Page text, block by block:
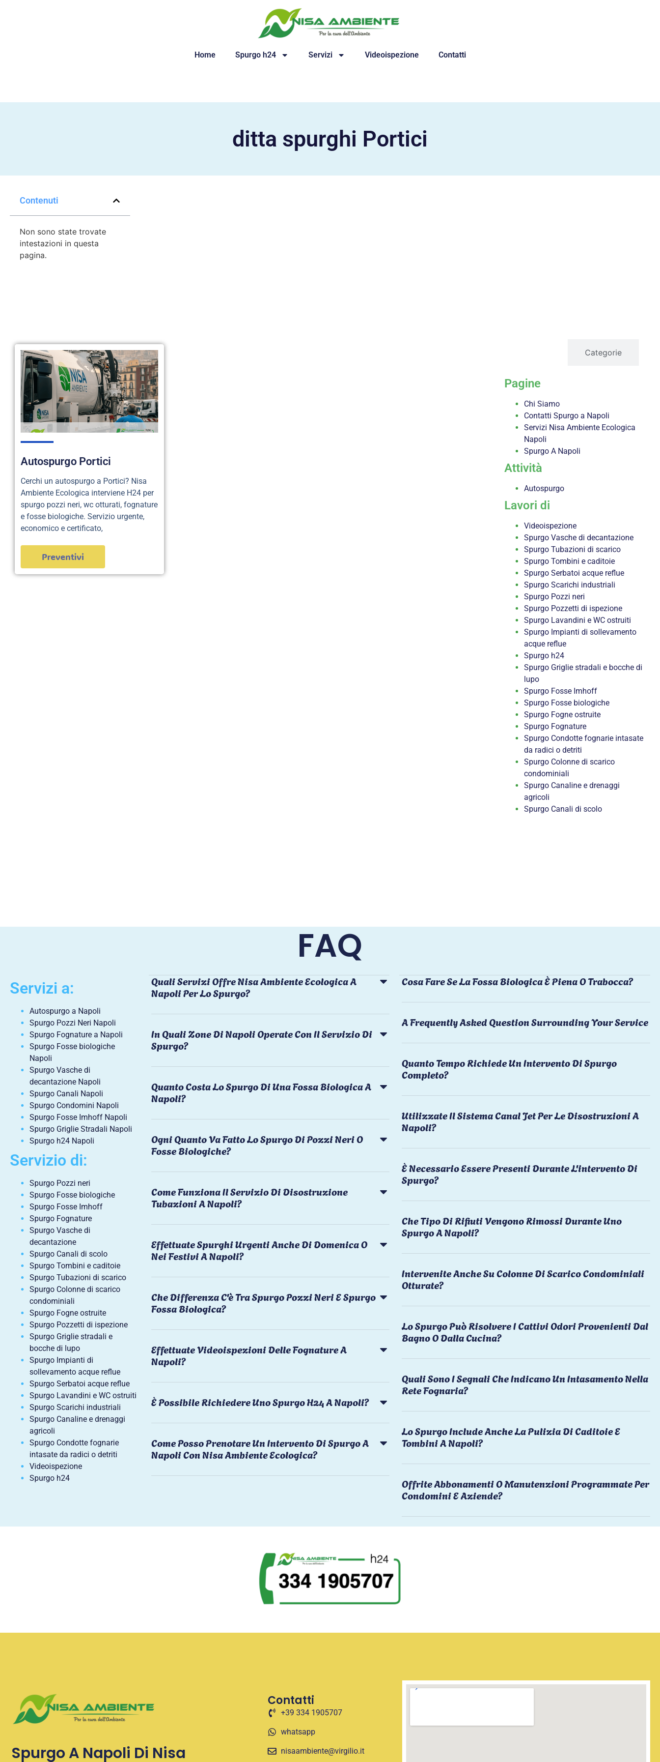
Home Spurgo h24 Servizi Videoispezione Contatti
ditta spurghi Portici
Contenuti
Non sono state trovate
intestazioni in questa
pagina.
Autospurgo Portici
Cerchi un autospurgo a Portici? Nisa
Ambiente Ecologica interviene H24 per
spurgo pozzi neri, wc otturati, fognature
e fosse biologiche. Servizio urgente,
economico e certificato,
Preventivi
Categorie
Pagine
Chi Siamo
Contatti Spurgo a Napoli
Servizi Nisa Ambiente Ecologica
Napoli
Spurgo A Napoli
Attività
Autospurgo
Lavori di
Videoispezione
Spurgo Vasche di decantazione
Spurgo Tubazioni di scarico
Spurgo Tombini e caditoie
Spurgo Serbatoi acque reflue
Spurgo Scarichi industriali
Spurgo Pozzi neri
Spurgo Pozzetti di ispezione
Spurgo Lavandini e WC ostruiti
Spurgo Impianti di sollevamento
acque reflue
Spurgo h24
Spurgo Griglie stradali e bocche di
lupo
Spurgo Fosse Imhoff
Spurgo Fosse biologiche
Spurgo Fogne ostruite
Spurgo Fognature
Spurgo Condotte fognarie intasate
da radici o detriti
Spurgo Colonne di scarico
condominiali
Spurgo Canaline e drenaggi
agricoli
Spurgo Canali di scolo
FAQ
Servizi a:
Autospurgo a Napoli
Spurgo Pozzi Neri Napoli
Spurgo Fognature a Napoli
Spurgo Fosse biologiche
Napoli
Spurgo Vasche di
decantazione Napoli
Spurgo Canali Napoli
Spurgo Condomini Napoli
Spurgo Fosse Imhoff Napoli
Spurgo Griglie Stradali Napoli
Spurgo h24 Napoli
Servizio di:
Spurgo Pozzi neri
Spurgo Fosse biologiche
Spurgo Fosse Imhoff
Spurgo Fognature
Spurgo Vasche di
decantazione
Spurgo Canali di scolo
Spurgo Tombini e caditoie
Spurgo Tubazioni di scarico
Spurgo Colonne di scarico
condominiali
Spurgo Fogne ostruite
Spurgo Pozzetti di ispezione
Spurgo Griglie stradali e
bocche di lupo
Spurgo Impianti di
sollevamento acque reflue
Spurgo Serbatoi acque reflue
Spurgo Lavandini e WC ostruiti
Spurgo Scarichi industriali
Spurgo Canaline e drenaggi
agricoli
Spurgo Condotte fognarie
intasate da radici o detriti
Videoispezione
Spurgo h24
Quali Servizi Offre Nisa Ambiente Ecologica A
Napoli Per Lo Spurgo?
In Quali Zone Di Napoli Operate Con Il Servizio Di
Spurgo?
Quanto Costa Lo Spurgo Di Una Fossa Biologica A
Napoli?
Ogni Quanto Va Fatto Lo Spurgo Di Pozzi Neri O
Fosse Biologiche?
Come Funziona Il Servizio Di Disostruzione
Tubazioni A Napoli?
Effettuate Spurghi Urgenti Anche Di Domenica O
Nei Festivi A Napoli?
Che Differenza C'è Tra Spurgo Pozzi Neri E Spurgo
Fossa Biologica?
Effettuate Videoispezioni Delle Fognature A
Napoli?
È Possibile Richiedere Uno Spurgo H24 A Napoli?
Come Posso Prenotare Un Intervento Di Spurgo A
Napoli Con Nisa Ambiente Ecologica?
Cosa Fare Se La Fossa Biologica È Piena O Trabocca?
A Frequently Asked Question Surrounding Your Service
Quanto Tempo Richiede Un Intervento Di Spurgo
Completo?
Utilizzate Il Sistema Canal Jet Per Le Disostruzioni A
Napoli?
È Necessario Essere Presenti Durante L'intervento Di
Spurgo?
Che Tipo Di Rifiuti Vengono Rimossi Durante Uno
Spurgo A Napoli?
Intervenite Anche Su Colonne Di Scarico Condominiali
Otturate?
Lo Spurgo Può Risolvere I Cattivi Odori Provenienti Dal
Bagno O Dalla Cucina?
Quali Sono I Segnali Che Indicano Un Intasamento Nella
Rete Fognaria?
Lo Spurgo Include Anche La Pulizia Di Caditoie E
Tombini A Napoli?
Offrite Abbonamenti O Manutenzioni Programmate Per
Condomini E Aziende?
Spurgo A Napoli Di Nisa
Contatti
+39 334 1905707
whatsapp
nisaambiente@virgilio.it